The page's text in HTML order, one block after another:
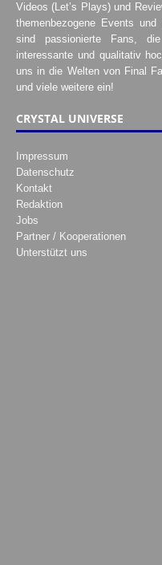
Videos (Let’s Plays) und
themenbezogene Events und
sind passionierte Fans,
interessante und qualitativ
uns in die Welten von Final
und viele weitere ein!
CRYSTAL UNIVERSE
Impressum
Datenschutz
Kontakt
Redaktion
Jobs
Partner / Kooperationen
Unterstützt uns